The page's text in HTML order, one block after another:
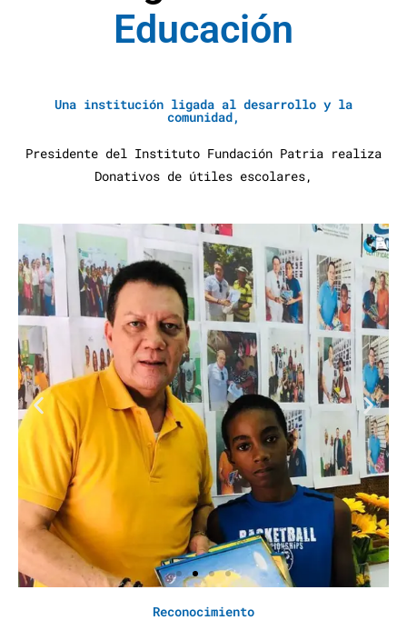
ucaciónAy
Una institución ligada al desarrollo y la
comunidad,
Presidente del Instituto Fundación Patria realiza
Donativos de útiles escolares,
Reconocimiento